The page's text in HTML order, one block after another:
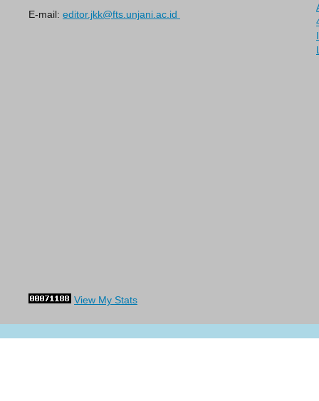
E-mail: editor.jkk@fts.unjani.ac.id
View My Stats